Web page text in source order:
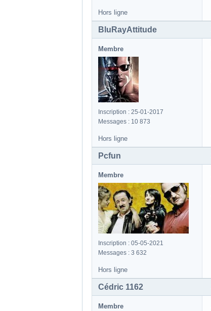
Hors ligne
BluRayAttitude
Membre
Inscription : 25-01-2017
Messages : 10 873
Hors ligne
Pcfun
Membre
Inscription : 05-05-2021
Messages : 3 632
Hors ligne
Cédric 1162
Membre